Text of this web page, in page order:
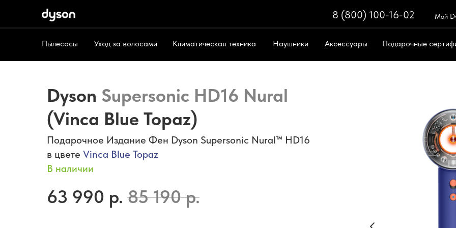
8 (800) 100-
Пылесосы Уход за волосами Климатическая техника Поддержка Поиск
Мой
8 (800) 100-16-02
Пылесосы Уход за волосами Климатическая техника Аксессуары Подарочные
Наушники
Dyson Supersonic HD16 Nural
(Vinca Blue Topaz)
Подарочное Издание Фен Dyson Supersonic Nural™ HD16
в цвете Vinca Blue Topaz
В наличии
63 990 р. 85 190 р.